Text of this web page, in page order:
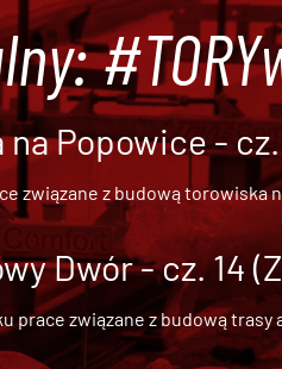
Popowice - cz.
związane z budową torowiska
Dwór - cz. 14
prace związane zbudową trasy